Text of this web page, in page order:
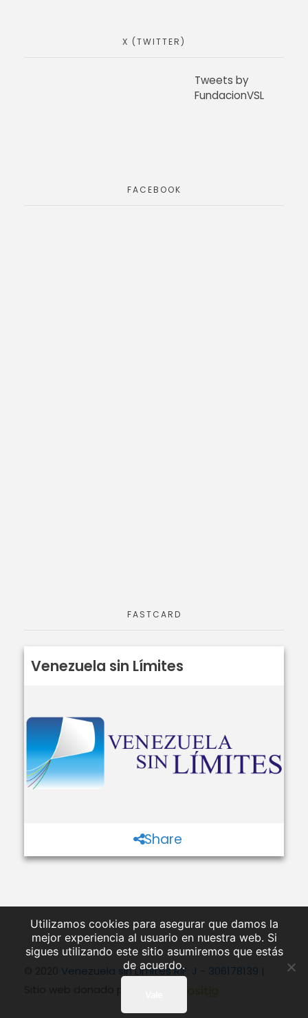
X (TWITTER)
Tweets by
FundacionVSL
FACEBOOK
FASTCARD
Venezuela sin Límites
Share
Venezuela sin Límites RIF: J - 306178139
Utilizamos cookies para asegurar que damos la
mejor experiencia al usuario en nuestra web. Si
sigues utilizando este sitio asumiremos que estás
de acuerdo.